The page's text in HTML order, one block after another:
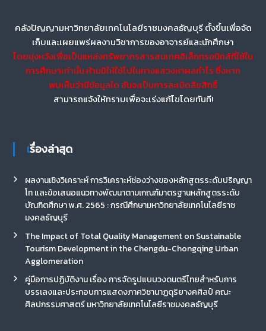
คลังปัญญามหาวิทยาลัยเทคโนโลยีราชมงคลธัญบุรี ตั้งขึ้นเพื่อจัด
เก็บและเผยแพร่ผลงานวิชาการของอาจารย์และนักศึกษา
โดยมุ่งหวังเพื่อเป็นแหล่งทรัพยากรสารสนเทศอิเล็กทรอนิกส์ที่ใช้ใน
การศึกษาเท่านั้น ห้ามมิให้ใช้ไปในทางแสวงหาผลกำไร ซึ่งหาก
พบเห็นว่ามีข้อมูลใด อันจะเป็นการละเมิดลิขสิทธิ์
สามารถแจ้งให้ทราบเพื่อจะเร่งแก้ไขโดยทันที!
เรื่องล่าสุด
ผลงานเชิงวิเคราะห์ การวิเคราะห์ช่องว่างของหลักสูตรระดับปริญญา
โท และข้อเสนอแนวทางพัฒนาตามเกณฑ์มาตรฐานหลักสูตรระดับ
บัณฑิตศึกษา พ.ศ. 2565 : กรณีศึกษามหาวิทยาลัยเทคโนโลยีราช
มงคลธัญบุรี
The Impact of Total Quality Management on Sustainable
Tourism Development in the Chengdu-Chongqing Urban
Agglomeration
คู่มือการปฏิบัติงาน เรื่อง การจัดรูปแบบวงดนตรีไทยสำหรับการ
บรรเลงและประกอบการแสดงภาควิชานาฏดุริยางคศิลป์ คณะ
ศิลปกรรมศาสตร์ มหาวิทยาลัยเทคโนโลยีราชมงคลธัญบุรี